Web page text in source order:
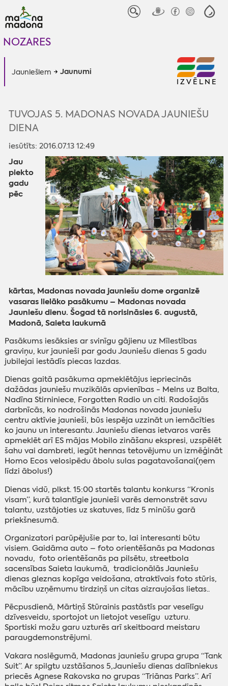
NOZARES
Jauniešiem Jaunumi
IZVĒLNE
TUVOJAS 5. MADONAS NOVADA JAUNIEŠU
DIENA
iesūtīts: 2016.07.13 12:49
Jau
piekto
gadu
pēc
kārtas, Madonas novada jauniešu dome organizē
vasaras lielāko pasākumu – Madonas novada
Jauniešu dienu. Šogad tā norisināsies 6. augustā,
Madonā, Saieta laukumā
Pasākums iesāksies ar svinīgu gājienu uz Mīlestības
graviņu, kur jaunieši par godu Jauniešu dienas 5 gadu
jubilejai iestādīs piecas lazdas.
Dienas gaitā pasākuma apmeklētājus iepriecinās
dažādas jauniešu muzikālās apvienības - Melns uz Balta,
Nadīna Stirniniece, Forgotten Radio un citi. Radošajās
darbnīcās, ko nodrošinās Madonas novada jauniešu
centru aktīvie jaunieši, būs iespēja uzzināt un iemācīties
ko jaunu un interesantu. Jauniešu dienas ietvaros varēs
apmeklēt arī ES mājas Mobilo zināšanu ekspresi, uzspēlēt
šahu vai dambreti, iegūt hennas tetovējumu un izmēģināt
Homo Ecos velosipēdu ābolu sulas pagatavošanai(ņem
līdzi ābolus!)
Dienas vidū, plkst. 15:00 startēs talantu konkurss “Kronis
visam”, kurā talantīgie jaunieši varēs demonstrēt savu
talantu, uzstājoties uz skatuves, līdz 5 minūšu garā
priekšnesumā.
Organizatori parūpējušie par to, lai interesanti būtu
visiem. Gaidāma auto – foto orientēšanās pa Madonas
novadu, foto orientēšanās pa pilsētu, streetbola
sacensības Saieta laukumā, tradicionālās Jauniešu
dienas gleznas kopīga veidošana, atraktīvais foto stūris,
mācību uzņēmumu tirdziņš un citas aizraujošas lietas..
Pēcpusdienā, Mārtiņš Stūrainis pastāstīs par veselīgu
dzīvesveidu, sportojot un lietojot veselīgu uzturu.
Sportiski možu garu uzturēs arī skeitboard meistaru
paraugdemonstrējumi.
Vakara noslēgumā, Madonas jauniešu grupa grupa “Tank
Suit”. Ar spilgtu uzstāšanos 5,Jauniešu dienas dalībniekus
priecēs Agnese Rakovska no grupas “Triānas Parks”. Arī